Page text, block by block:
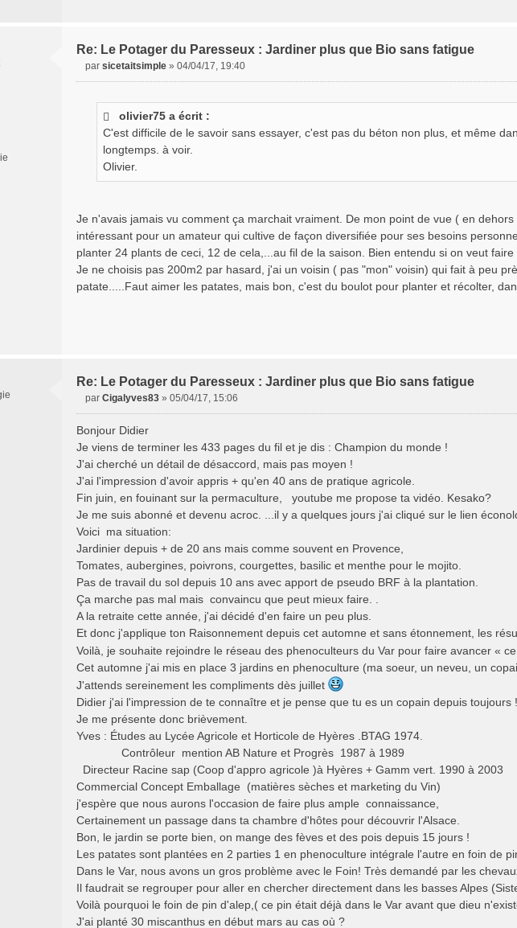
Re: Le Potager du Paresseux : Jardiner plus que Bio sans fatigue
l
u
par sicetaitsimple » 04/04/17, 19:40
olivier75 a écrit :
C'est difficile de le savoir sans essayer, c'est pas du béton non plus, et même
longtemps. à voir.
Olivier.
Je n'avais jamais vu comment ça marchait vraiment. De mon point de vue ( en
intéressant pour un amateur qui cultive de façon diversifiée pour ses besoins
planter 24 plants de ceci, 12 de cela,...au fil de la saison. Bien entendu si on veut
Je ne choisis pas 200m2 par hasard, j'ai un voisin ( pas "mon" voisin) qui fait à peu
patate.....Faut aimer les patates, mais bon, c'est du boulot pour planter et récolter,
Re: Le Potager du Paresseux : Jardiner plus que Bio sans fatigue
s
s
a
g
e
n
l
u
par Cigalyves83 » 05/04/17, 15:06
Bonjour Didier
Je viens de terminer les 433 pages du fil et je dis : Champion du monde !
J'ai cherché un détail de désaccord, mais pas moyen !
J'ai l'impression d'avoir appris + qu'en 40 ans de pratique agricole.
Fin juin, en fouinant sur la permaculture, youtube me propose ta vidéo. Kesako?
Je me suis abonné et devenu acroc. ...il y a quelques jours j'ai cliqué sur le lien
Voici ma situation:
Jardinier depuis + de 20 ans mais comme souvent en Provence,
Tomates, aubergines, poivrons, courgettes, basilic et menthe pour le mojito.
Pas de travail du sol depuis 10 ans avec apport de pseudo BRF à la plantation.
Ça marche pas mal mais convaincu que peut mieux faire. .
A la retraite cette année, j'ai décidé d'en faire un peu plus.
Et donc j'applique ton Raisonnement depuis cet automne et sans étonnement, les
Voilà, je souhaite rejoindre le réseau des phenoculteurs du Var pour faire avancer «
Cet automne j'ai mis en place 3 jardins en phenoculture (ma soeur, un neveu, un
J'attends sereinement les compliments dès juillet
Didier j'ai l'impression de te connaître et je pense que tu es un copain depuis toujours !
Je me présente donc brièvement.
Yves : Études au Lycée Agricole et Horticole de Hyères .BTAG 1974.
Contrôleur mention AB Nature et Progrès 1987 à 1989
Directeur Racine sap (Coop d'appro agricole )à Hyères + Gamm vert. 1990 à 2003
Commercial Concept Emballage (matières sèches et marketing du Vin)
j'espère que nous aurons l'occasion de faire plus ample connaissance,
Certainement un passage dans ta chambre d'hôtes pour découvrir l'Alsace.
Bon, le jardin se porte bien, on mange des fèves et des pois depuis 15 jours !
Les patates sont plantées en 2 parties 1 en phenoculture intégrale l'autre en foin de
Dans le Var, nous avons un gros problème avec le Foin! Très demandé par les
Il faudrait se regrouper pour aller en chercher directement dans les basses Alpes
Voilà pourquoi le foin de pin d'alep,( ce pin était déjà dans le Var avant que dieu
J'ai planté 30 miscanthus en début mars au cas où ?